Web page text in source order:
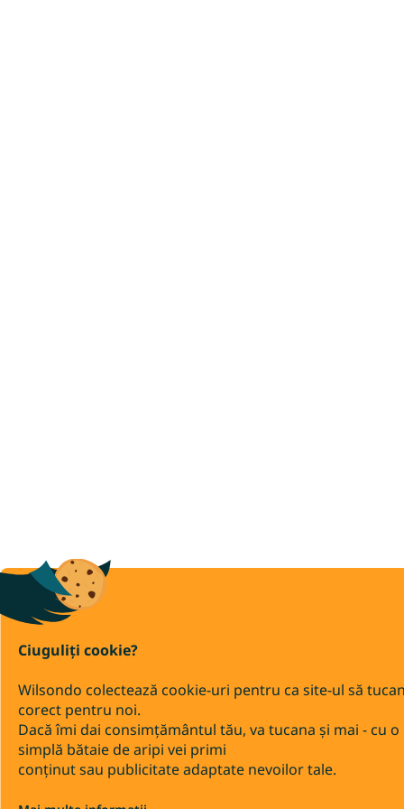
Ciuguliți cookie?
Wilsondo colectează cookie-uri pentru ca site-ul să
corect pentru noi.
Dacă îmi dai consimțământul tău, va tucana și mai - cu o
simplă bătaie de aripi vei primi
conținut sau publicitate adaptate nevoilor tale.